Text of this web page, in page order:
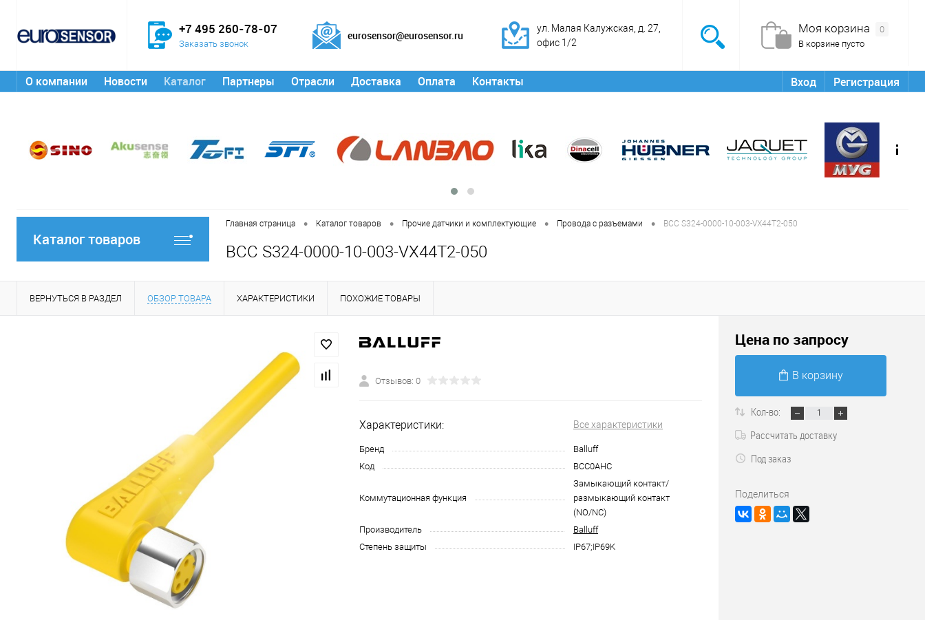
+7 495 260-78-07
Заказать звонок
eurosensor@eurosensor.ru
ул. Малая Калужская, д. 27,
офис 1/2
Моя корзина
0
В корзине пусто
О компании Новости Каталог Партнеры Отрасли Доставка Оплата Контакты Вход Регистрация
Каталог товаров
Главная страница • Каталог товаров • Прочие датчики и комплектующие • Провода с разъемами • BCC S324-0000-10-003-VX44T2-050
BCC S324-0000-10-003-VX44T2-050
ВЕРНУТЬСЯ В РАЗДЕЛ ОБЗОР ТОВАРА ХАРАКТЕРИСТИКИ ПОХОЖИЕ ТОВАРЫ
Отзывов: 0
Характеристики: Все характеристики
Бренд
Balluff
Код
BCC0AHC
Коммутационная функция
Замыкающий контакт/
размыкающий контакт
(NO/NC)
Производитель
Balluff
Степень защиты
IP67;IP69K
Цена по запросу
В корзину
Кол-во:
Рассчитать доставку
Под заказ
Поделиться